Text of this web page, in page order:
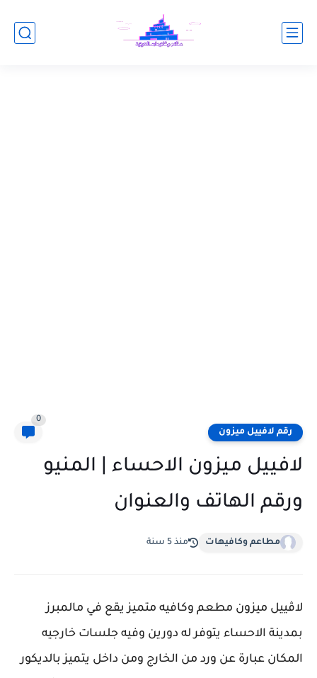
رقم لافييل ميزون
0
لافييل ميزون الاحساء | المنيو
ورقم الهاتف والعنوان
مطاعم وكافيهات منذ 5 سنة
لاڤييل ميزون مطعم وكافيه متميز يقع في مالمبرز
بمدينة الاحساء يتوفر له دورين وفيه جلسات خارجيه
المكان عبارة عن ورد من الخارج ومن داخل يتميز بالديكور